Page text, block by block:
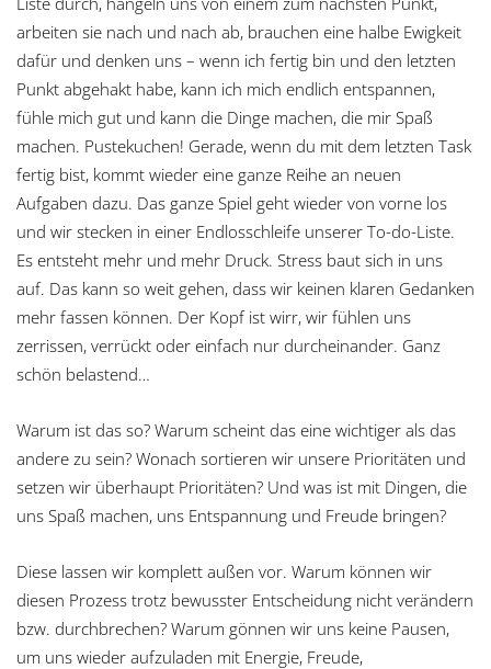
arbeiten sie nach und nach ab, brauchen eine halbe Ewigkeit
dafür und denken uns – wenn ich fertig bin und den letzten
Punkt abgehakt habe, kann ich mich endlich entspannen,
fühle mich gut und kann die Dinge machen, die mir Spaß
machen. Pustekuchen! Gerade, wenn du mit dem letzten Task
fertig bist, kommt wieder eine ganze Reihe an neuen
Aufgaben dazu. Das ganze Spiel geht wieder von vorne los
und wir stecken in einer Endlosschleife unserer To-do-Liste.
Es entsteht mehr und mehr Druck. Stress baut sich in uns
auf. Das kann so weit gehen, dass wir keinen klaren Gedanken
mehr fassen können. Der Kopf ist wirr, wir fühlen uns
zerrissen, verrückt oder einfach nur durcheinander. Ganz
schön belastend…
Warum ist das so? Warum scheint das eine wichtiger als das
andere zu sein? Wonach sortieren wir unsere Prioritäten und
setzen wir überhaupt Prioritäten? Und was ist mit Dingen, die
uns Spaß machen, uns Entspannung und Freude bringen?
Diese lassen wir komplett außen vor. Warum können wir
diesen Prozess trotz bewusster Entscheidung nicht verändern
bzw. durchbrechen? Warum gönnen wir uns keine Pausen,
um uns wieder aufzuladen mit Energie, Freude,